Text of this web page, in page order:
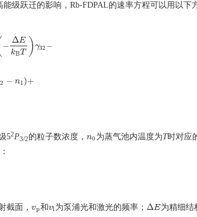
级跃迁的影响，Rb-FDPAL的速率方程可以用以下
−
ΔE
kBT ) γ32 −
2 − n1)+
−
52P3/2的粒子数浓度，n0
n0 为蒸气池内温度为T时对应
截面，vp
vp和vl
vl 为泵浦光和激光的频率； ΔE
ΔE 为精细结